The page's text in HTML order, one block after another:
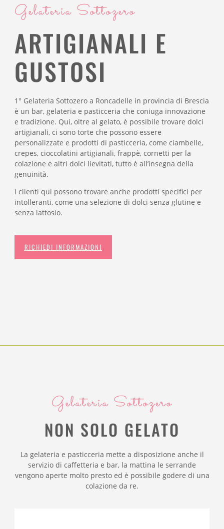
Gelateria Sottozero
ARTIGIANALI E
GUSTOSI
1° Gelateria Sottozero a Roncadelle in provincia di Brescia
è un bar, gelateria e pasticceria che coniuga innovazione
e tradizione. Qui, oltre al gelato, è possibile trovare dolci
artigianali, ci sono torte che possono essere
personalizzate e prodotti di pasticceria, come ciambelle,
crepes, cioccolatini artigianali, frappè, cornetti per la
colazione e altri dolci lievitati, tutto è all’insegna della
genuinità.
I clienti qui possono trovare anche prodotti specifici per
intolleranti, come una selezione di dolci senza glutine e
senza lattosio.
RICHIEDI INFORMAZIONI
Gelateria Sottozero
NON SOLO GELATO
La gelateria e pasticceria mette a disposizione anche il
servizio di caffetteria e bar, la mattina le serrande
vengono aperte molto presto ed è possibile godere di una
colazione da re.